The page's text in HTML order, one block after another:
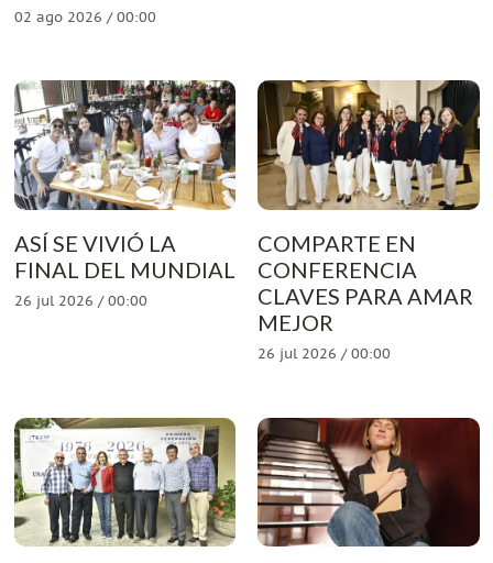
02 ago 2026 / 00:00
ASÍ SE VIVIÓ LA
FINAL DEL MUNDIAL
26 jul 2026 / 00:00
COMPARTE EN
CONFERENCIA
CLAVES PARA AMAR
MEJOR
26 jul 2026 / 00:00